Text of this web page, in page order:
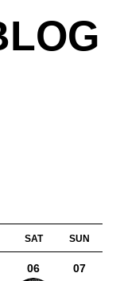
SAT SUN
06 07